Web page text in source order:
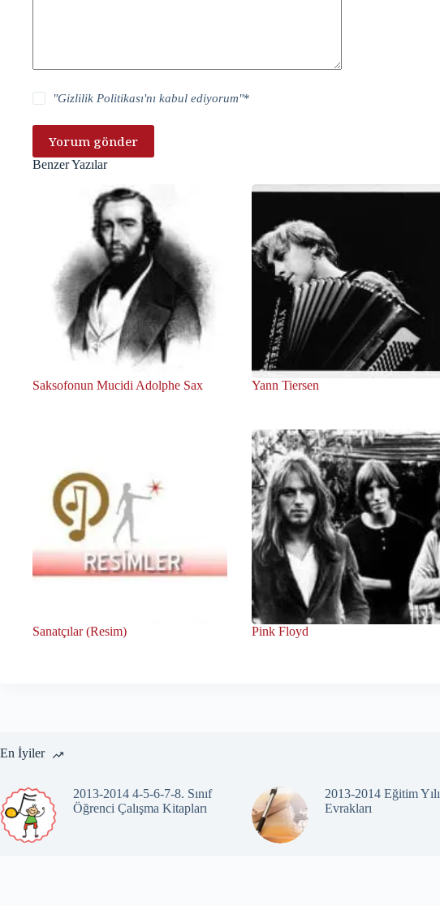
"Gizlilik Politikası'nı kabul ediyorum"*
Yorum gönder
Benzer Yazılar
Saksofonun Mucidi Adolphe Sax Yann Tiersen
Sanatçılar (Resim) Pink Floyd
En İyiler
2013-2014 4-5-6-7-8. Sınıf
Öğrenci Çalışma Kitapları
2013-2014 Eğitim Yılı
Evrakları